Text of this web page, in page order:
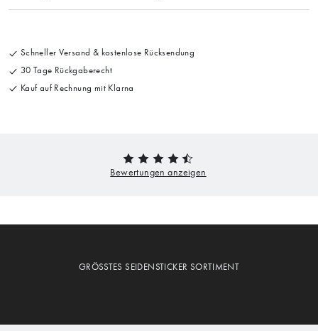
Schneller Versand & kostenlose Rücksendung
30 Tage Rückgaberecht
Kauf auf Rechnung mit Klarna
GRÖSSTES SEIDENSTICKER SORTIMENT